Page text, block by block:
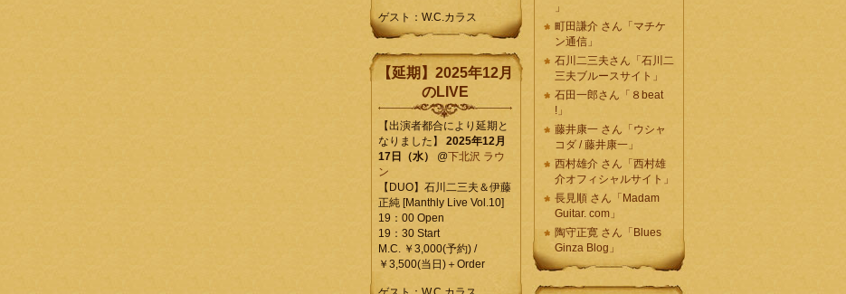
ゲスト：W.C.カラス
【延期】2025年12月
のLIVE
【出演者都合により延期と
なりました】 2025年12月
17日（水）
@下北沢 ラウ
ン
【DUO】石川二三夫＆伊藤
正純 [Manthly Live Vol.10]
19：00 Open
19：30 Start
M.C. ￥3,000(予約) /
￥3,500(当日)＋Order
」
町田謙介 さん「マチケ
ン通信」
石川二三夫さん「石川二
三夫ブルースサイト」
石田一郎さん「８beat
!」
藤井康一 さん「ウシャ
コダ / 藤井康一」
西村雄介 さん「西村雄
介オフィシャルサイト」
長見順 さん「Madam
Guitar. com」
陶守正寛 さん「Blues
Ginza Blog」